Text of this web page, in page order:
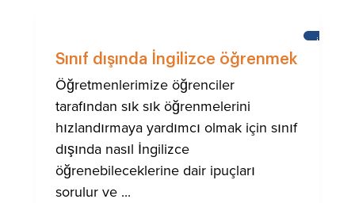
Sınıf dışında İngilizce öğrenmek
Öğretmenlerimize öğrenciler
tarafından sık sık öğrenmelerini
hızlandırmaya yardımcı olmak için sınıf
dışında nasıl İngilizce
öğrenebileceklerine dair ipuçları
sorulur ve ...